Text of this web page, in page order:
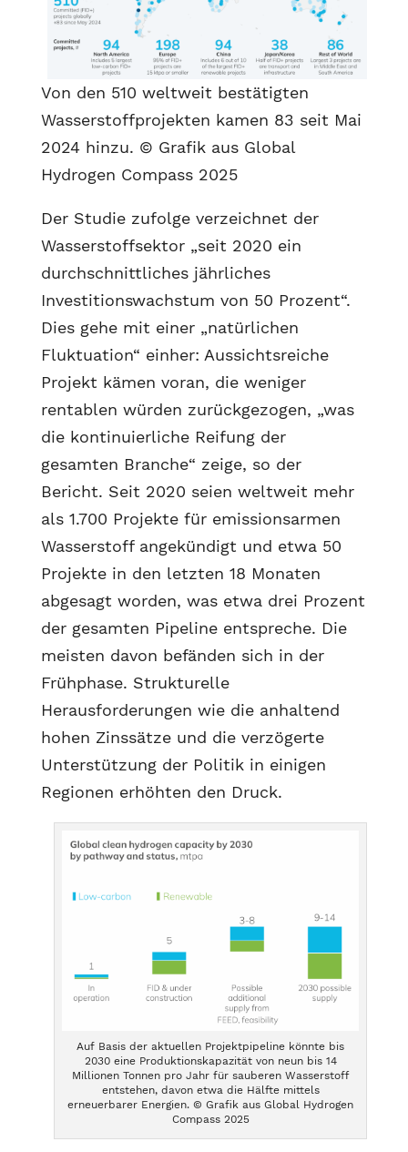
Von den 510 weltweit bestätigten
Wasserstoffprojekten kamen 83 seit Mai
2024 hinzu. © Grafik aus Global
Hydrogen Compass 2025
Der Studie zufolge verzeichnet der
Wasserstoffsektor „seit 2020 ein
durchschnittliches jährliches
Investitionswachstum von 50 Prozent“.
Dies gehe mit einer „natürlichen
Fluktuation“ einher: Aussichtsreiche
Projekt kämen voran, die weniger
rentablen würden zurückgezogen, „was
die kontinuierliche Reifung der
gesamten Branche“ zeige, so der
Bericht. Seit 2020 seien weltweit mehr
als 1.700 Projekte für emissionsarmen
Wasserstoff angekündigt und etwa 50
Projekte in den letzten 18 Monaten
abgesagt worden, was etwa drei Prozent
der gesamten Pipeline entspreche. Die
meisten davon befänden sich in der
Frühphase. Strukturelle
Herausforderungen wie die anhaltend
hohen Zinssätze und die verzögerte
Unterstützung der Politik in einigen
Regionen erhöhten den Druck.
Auf Basis der aktuellen Projektpipeline könnte bis
2030 eine Produktionskapazität von neun bis 14
Millionen Tonnen pro Jahr für sauberen Wasserstoff
entstehen, davon etwa die Hälfte mittels
erneuerbarer Energien. © Grafik aus Global Hydrogen
Compass 2025